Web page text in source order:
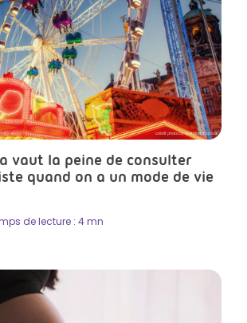
crédit photo by standret in Istock
vaut la peine de consulter
quand on a un mode de vie
de lecture : 4 mn